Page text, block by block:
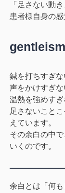
「足さない動
患者様自身の
鍼を打ちすぎな
声をかけすぎな
温熱を強めすぎ
足さないこと
えています。
その余白の中
いくのです。
余白とは「何も